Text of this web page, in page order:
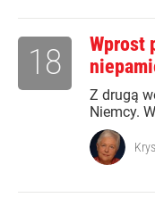
Wprost
Z drugą
Niemcy.
18